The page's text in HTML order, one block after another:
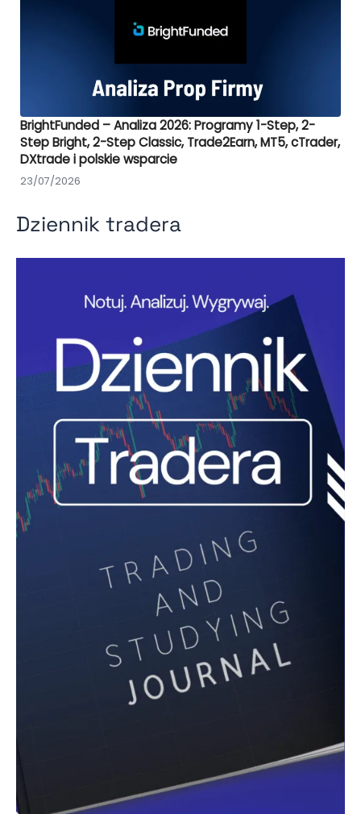
BrightFunded – Analiza 2026: Programy 1-Step, 2-
Step Bright, 2-Step Classic, Trade2Earn, MT5, cTrader,
DXtrade i polskie wsparcie
23/07/2026
Dziennik tradera